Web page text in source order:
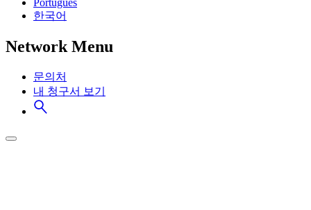
Português
한국어
Network Menu
문의처
내 청구서 보기